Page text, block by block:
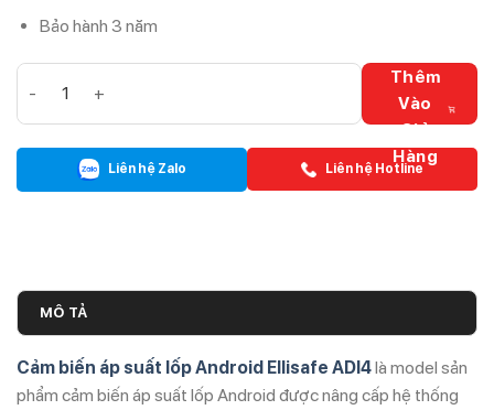
Bảo hành 3 năm
Cảm biến áp suất lốp Android Ellisafe ADI4 kết nối USB số
Thêm
Vào
Giỏ
Hàng
Liên hệ Zalo Liên hệ Hotline
MÔ TẢ
Cảm biến áp suất lốp Android Ellisafe ADI4là model sản
phẩm cảm biến áp suất lốp Android được nâng cấp hệ thống